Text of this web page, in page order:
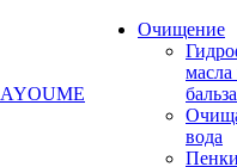
AYOUME
Очищение
масла
вода